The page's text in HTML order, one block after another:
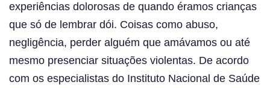
experiências dolorosas de quando éramos crianças
que só de lembrar dói. Coisas como abuso,
negligência, perder alguém que amávamos ou até
mesmo presenciar situações violentas. De acordo
com os especialistas do Instituto Nacional de Saúde